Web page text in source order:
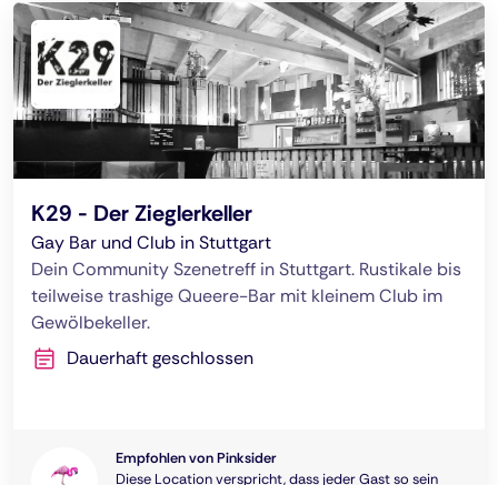
K29 - Der Zieglerkeller
Gay Bar und Club in Stuttgart
Dein Community Szenetreff in Stuttgart. Rustikale bis
teilweise trashige Queere-Bar mit kleinem Club im
Gewölbekeller.
Dauerhaft geschlossen
Empfohlen von Pinksider
Diese Location verspricht, dass jeder Gast so sein